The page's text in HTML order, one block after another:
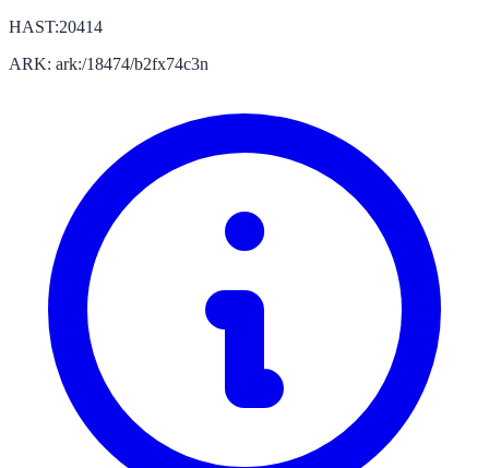
HAST:20414
ARK: ark:/18474/b2fx74c3n